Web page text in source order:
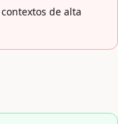
de alta